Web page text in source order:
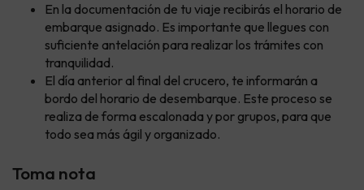
En la documentación de tu viaje recibirás el horario de
embarque asignado. Es importante que llegues con
suficiente antelación para realizar los trámites con
tranquilidad.
El día anterior al final del crucero, te informarán a
bordo del horario de desembarque. Este proceso se
realiza de forma escalonada y por grupos, para que
todo sea más ágil y organizado.
Toma nota